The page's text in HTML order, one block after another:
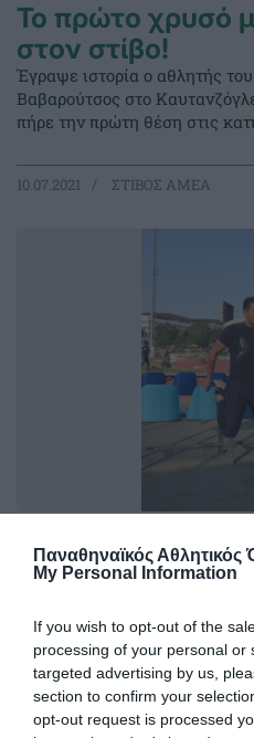
Παναθηναϊκός Αθλητικός
My Personal Information
If you wish to opt-out of the
processing of your personal or
targeted advertising by us,
section to confirm your
opt-out request is processed
Το πρώτο χρυσό
στον στίβο!
Έγραψε ιστορία ο αθλητής
Βαβαρούτσος στο
πήρε την πρώτη θέση στις
10.07.2021 ΣΤΙΒΟΣ ΑΜΕΑ
Πρώτη ιστορική
εμφάνιση στον
Πανελλήνιο πρωτάθλημα
Σωτήρη Βαβαρούτσο στη
10.07.2021 ΣΤΙΒΟΣ ΑΜΕΑ